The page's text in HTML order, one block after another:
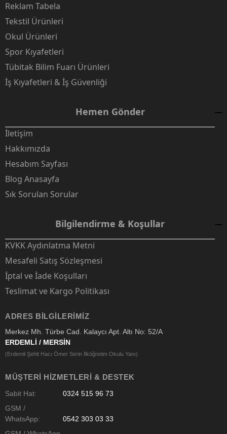
Reklam Tabela
Tekstil Ürünleri
Okul Ürünleri
Spor Kıyafetleri
Tübitak Bilim Fuarı Ürünleri
İş Kıyafetleri & İş Güvenliği
Hemen Gönder
İletişim
Hakkımızda
Hesabım Sayfası
Blog Anasayfa
Sık Sorulan Sorular
Bilgilendirme & Koşullar
KVKK Aydınlatma Metni
Mesafeli Satış Sözleşmesi
İptal ve İade Koşulları
Teslimat ve Kargo Politikası
ADRES BILGILERIMIZ
Merkez Mh. Türbe Cad. Kalaycı Apt. Altı No: 52/A
ERDEMLİ / MERSİN
(Erdemli Şehit Hacı Ömer Serin İlköğretim Okulu Yanı)
MÜŞTERI HIZMETLERI & DESTEK
Sabit Hat:
0324 515 96 73
GSM /
WhatsApp:
0542 303 03 33